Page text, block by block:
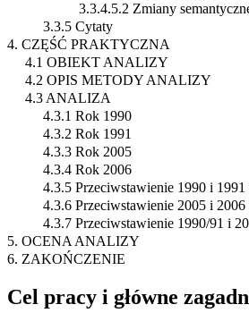
3.3.4.5.2 Zmiany
3.3.5 Cytaty
4. CZĘŚĆ PRAKTYCZNA
4.1 OBIEKT ANALIZY
4.2 OPIS METODY ANALIZY
4.3 ANALIZA
4.3.1 Rok 1990
4.3.2 Rok 1991
4.3.3 Rok 2005
4.3.4 Rok 2006
4.3.5 Przeciwstawienie 1990 i 1991
4.3.6 Przeciwstawienie 2005 i 2006
4.3.7 Przeciwstawienie 1990/91 i
5. OCENA ANALIZY
6. ZAKOŃCZENIE
Cel pracy i główne